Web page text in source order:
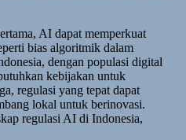
AI dapat memperkuat
bias algoritmik dalam
dengan populasi digital
kebijakan untuk
regulasi yang tepat dapat
lokal untuk berinovasi.
regulasi AI di Indonesia,